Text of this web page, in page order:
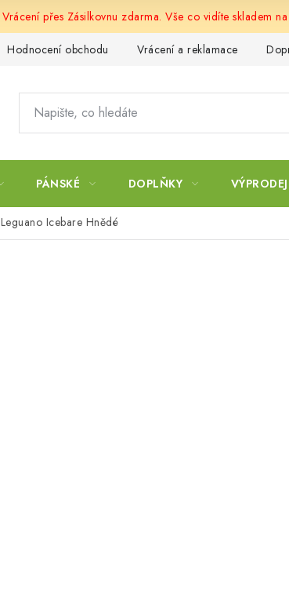
Vrácení přes Zásilkovnu zdarma. Vše co vidíte skladem
Hodnocení obchodu Vrácení a reklamace
PÁNSKÉ DOPLŇKY VÝPRODEJ
Leguano Icebare Hnědé